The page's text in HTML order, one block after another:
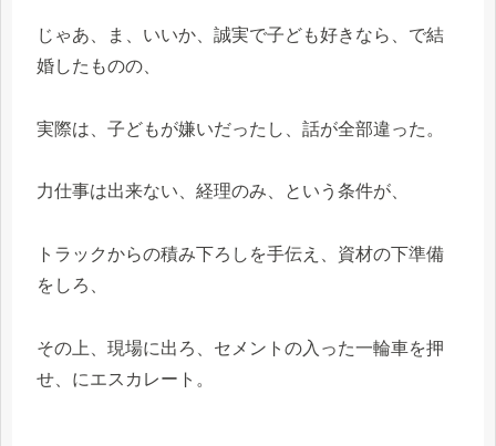
じゃあ、ま、いいか、誠実で子ども好きなら、で結
婚したものの、
実際は、子どもが嫌いだったし、話が全部違った。
力仕事は出来ない、経理のみ、という条件が、
トラックからの積み下ろしを手伝え、資材の下準備
をしろ、
その上、現場に出ろ、セメントの入った一輪車を押
せ、にエスカレート。